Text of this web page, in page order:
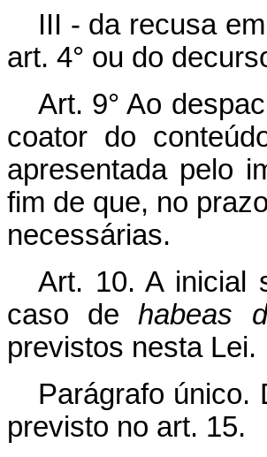
III - da recusa
art. 4° ou do
Art. 9° Ao
coator do
apresentada pelo
fim de que, no
necessárias.
Art. 10. A inicial
caso dehabeas
previstos nesta Lei.
Parágrafo único.
previsto no art. 15.